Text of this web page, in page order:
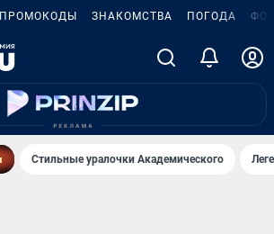
ПРОМОКОДЫ ЗНАКОМСТВА ПОГОДА
Стильные уралочки Академического